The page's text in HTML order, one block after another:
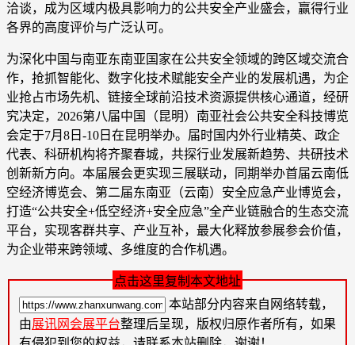
洽谈，成为区域内极具影响力的公共安全产业盛会，赢得行业
各界的高度评价与广泛认可。
为深化中国与南亚东南亚国家在公共安全领域的跨区域交流合
作，抢抓智能化、数字化技术赋能安全产业的发展机遇，为企
业抢占市场先机、链接全球前沿技术资源提供核心通道，经研
究决定，2026第八届中国（昆明）南亚社会公共安全科技博览
会定于7月8日-10日在昆明举办。届时国内外行业精英、政企
代表、科研机构将齐聚春城，共探行业发展新趋势、共研技术
创新新方向。本届展会更实现三展联动，同期举办首届云南低
空经济博览会、第二届东南亚（云南）安全应急产业博览会，
打造“公共安全+低空经济+安全应急”全产业链融合的生态交流
平台，实现客群共享、产业互补，最大化释放参展参会价值，
为企业带来跨领域、多维度的合作机遇。
点击这里复制本文地址
本站部分内容来自网络转载，
由展讯网会展平台整理后呈现，版权归原作者所有，如果